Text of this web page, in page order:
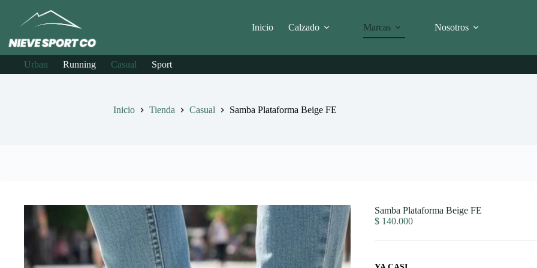
contenido
Inicio Calzado Marcas Nosotros
Urban Running Casual Sport
Inicio Tienda Casual Samba Plataforma Beige FE
Samba Plataforma Beige FE
$140.000